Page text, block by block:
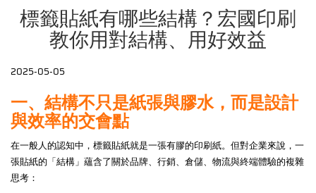
標籤貼紙有哪些結構？宏國印刷
教你用對結構、用好效益
2025-05-05
一、結構不只是紙張與膠水，而是設計
與效率的交會點
在一般人的認知中，標籤貼紙就是一張有膠的印刷紙。但對企業來說，一
張貼紙的「結構」蘊含了關於品牌、行銷、倉儲、物流與終端體驗的複雜
思考：